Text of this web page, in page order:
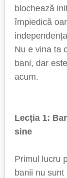
blochează
împiedică
Nu e vina ta
bani, dar
acum.
Lecția 1:
sine
Primul lucru
banii nu